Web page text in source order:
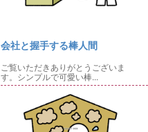
会社と握手する棒人間
ご覧いただきありがとうございま
す。シンプルで可愛い棒...